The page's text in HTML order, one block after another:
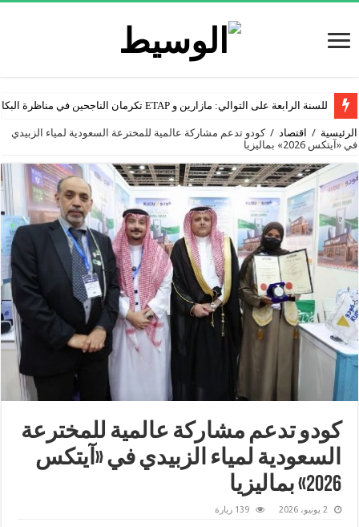
للسنة الرابعة على التوالي: مازارين و ETAP تكرمان الناجحين في مناظرة البكالوريا
الرئيسية / اقتصاد / كودو تدعم مشاركة عالمية للمخترعة السعودية لمياء الزبيدي
في «آيتكس 2026» بماليزيا
كودو تدعم مشاركة عالمية للمخترعة
السعودية لمياء الزبيدي في «آيتكس
2026» بماليزيا
2 يونيو، 2026 139 زيارة